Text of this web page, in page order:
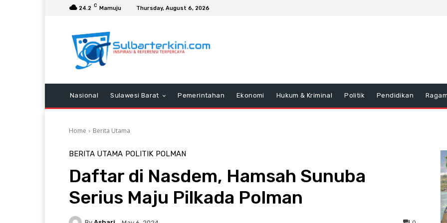
24.2 C Mamuju Thursday, August 6, 2026
Nasional Sulawesi Barat Pemerintahan Ekonomi Hukum & Kriminal Politik Pendidikan
Home Berita Utama
BERITA UTAMA POLITIK POLMAN
Daftar di Nasdem, Hamsah Sunuba
Serius Maju Pilkada Polman